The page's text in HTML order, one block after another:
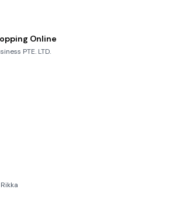
Online
PTE. LTD.